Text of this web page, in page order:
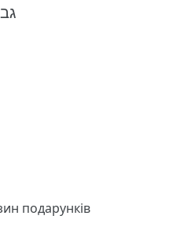
подарунків